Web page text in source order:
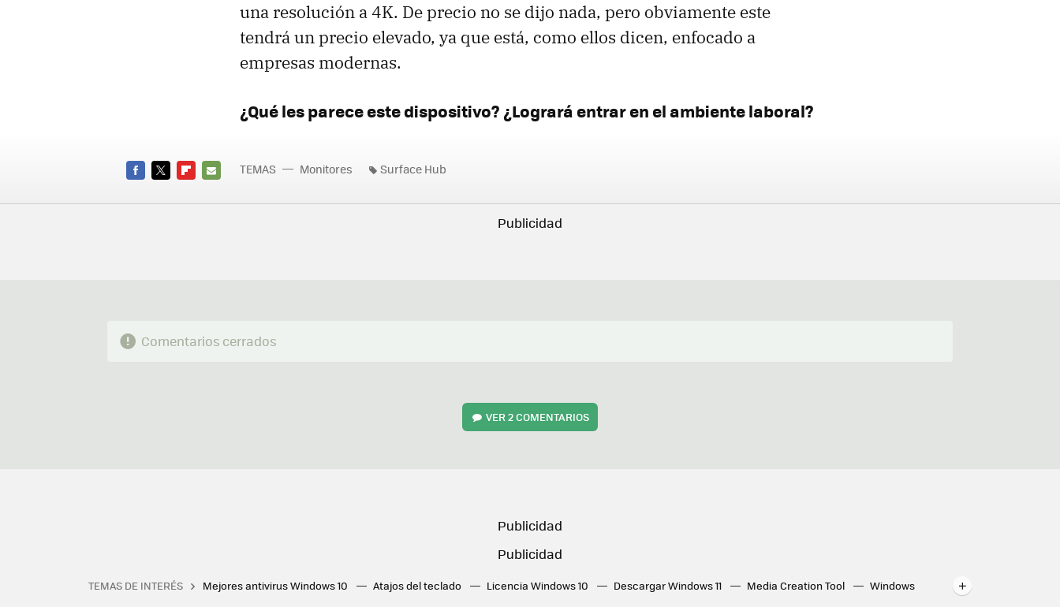
una resolución a 4K. De precio no se dijo nada, pero obviamente este
tendrá un precio elevado, ya que está, como ellos dicen, enfocado a
empresas modernas.
¿Qué les parece este dispositivo? ¿Logrará entrar en el ambiente laboral?
MAIL
TEMAS Monitores Surface Hub
Comentarios cerrados
VER2 COMENTARIOS
TEMAS DE INTERÉS Mejores antivirus Windows 10 Atajos del teclado Licencia Windows 10 Descargar Windows 11 Media Creation Tool
Windows